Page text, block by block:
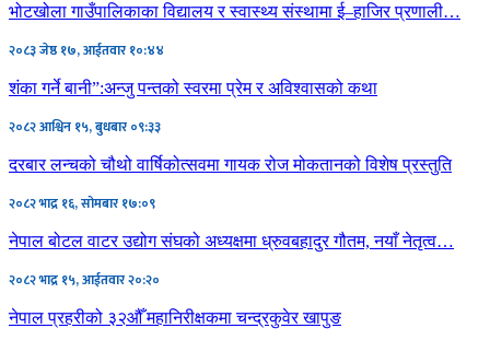
भोटखोला गाउँपालिकाका विद्यालय र स्वास्थ्य संस्थामा ई–हाजिर प्रणाली…
२०८३ जेष्ठ १७, आईतवार १०:४४
शंका गर्ने बानी”:अन्जु पन्तको स्वरमा प्रेम र अविश्वासको कथा
२०८२ आश्विन १५, बुधबार ०९:३३
दरबार लन्चको चौथो वार्षिकोत्सवमा गायक रोज मोकतानको विशेष प्रस्तुति
२०८२ भाद्र १६, सोमबार १७:०९
नेपाल बोटल वाटर उद्योग संघको अध्यक्षमा ध्रुवबहादुर गौतम, नयाँ नेतृत्व…
२०८२ भाद्र १५, आईतवार २०:२०
नेपाल प्रहरीको ३२औँ महानिरीक्षकमा चन्द्रकुवेर खापुङ